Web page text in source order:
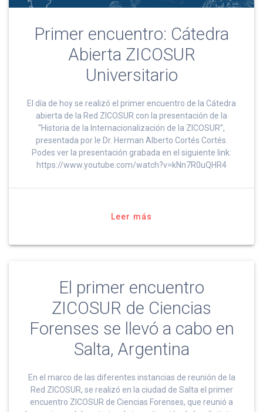
Primer encuentro: Cátedra
Abierta ZICOSUR
Universitario
El día de hoy se realizó el primer encuentro de la Cátedra
abierta de la Red ZICOSUR con la presentación de la
“Historia de la Internacionalización de la ZICOSUR”,
presentada por le Dr. Herman Alberto Cortés Cortés.
Podes ver la presentación grabada en el siguiente link:
https://www.youtube.com/watch?v=kNn7R0uQHR4
Leer más
El primer encuentro
ZICOSUR de Ciencias
Forenses se llevó a cabo en
Salta, Argentina
En el marco de las diferentes instancias de reunión de la
Red ZICOSUR, se realizó en la ciudad de Salta el primer
encuentro ZICOSUR de Ciencias Forenses, que reunió a